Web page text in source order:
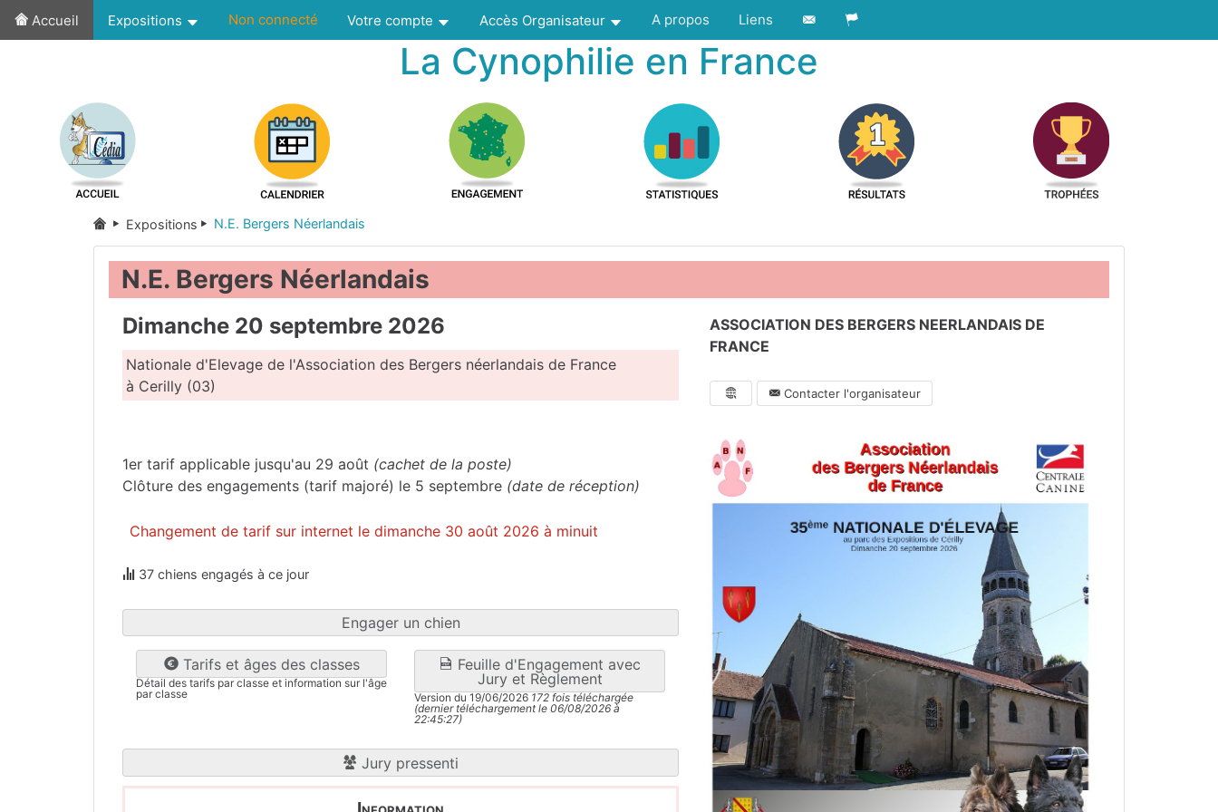
Accueil Expositions Non connecté Votre compte Accès Organisateur A propos Liens
La Cynophilie en France
Expositions N.E. Bergers Néerlandais
N.E. Bergers Néerlandais
Dimanche 20 septembre 2026
Nationale d'Elevage de l'Association des Bergers néerlandais de France
à Cerilly (03)
1er tarif applicable jusqu'au 29 août (cachet de la poste)
Clôture des engagements (tarif majoré) le 5 septembre (date de réception)
Changement de tarif sur internet le dimanche 30 août 2026 à minuit
37 chiens engagés à ce jour
Engager un chien
Tarifs et âges des classes
Détail des tarifs par classe et information sur l'âge
par classe
Feuille d'Engagement avec
Jury et Règlement
Version du 19/06/2026 172 fois téléchargée
(dernier téléchargement le 06/08/2026 à
22:45:27)
Jury pressenti
ASSOCIATION DES BERGERS NEERLANDAIS DE
FRANCE
Contacter l'organisateur